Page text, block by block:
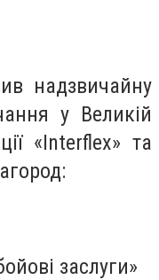
надзвичайну
у Великій
«Interflex» та
заслуги»